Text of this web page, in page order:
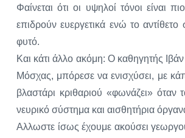
Φαίνεται ότι οι υψηλοί τόνοι είναι
επιδρούν ευεργετικά ενώ το
φυτό.
Και κάτι άλλο ακόμη: Ο καθηγητής
Μόσχας, μπόρεσε να ενισχύσει, με
βλαστάρι κριθαριού «φωνάζει»
νευρικό σύστημα και αισθητήρια
Αλλωστε ίσως έχουμε ακούσει